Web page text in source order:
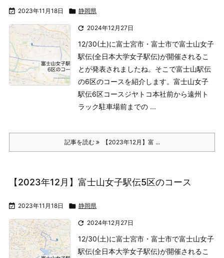
 2023年11月18日  静岡県
 2024年12月27日
12/30(土)に富士宮市・富士市で富士山女子
駅伝(全日本大学女子駅伝)が開催されるこ
とが発表されましたね。そこで富士山駅伝
の6区のコースを紹介します。 富士山女子
駅伝6区コースジヤトコ本社前から遠州ト
ラック駐車場前までの ...
記事を読む 【2023年12月】富 ...
【2023年12月】富士山女子駅伝5区のコース
 2023年11月18日  静岡県
 2024年12月27日
12/30(土)に富士宮市・富士市で富士山女子
駅伝(全日本大学女子駅伝)が開催されるこ